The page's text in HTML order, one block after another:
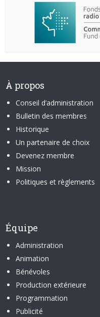
À propos
Conseil d’administration
Bulletin des membres
Historique
Un partenaire de choix
Devenez membre
Mission
Politiques et règlements
Équipe
Administration
Animation
Bénévoles
Production extérieure
Programmation
Publicité